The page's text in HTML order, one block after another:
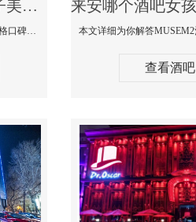
来安哪个蹦迪酒吧妹子美女多环境好-赫本酒吧消费价格口碑点评
本文详细为你解答赫本酒吧消费价格口碑点评，更多关于哪个蹦迪酒吧妹子美女多环境好咨询150 99997335微信同步！
查看酒吧